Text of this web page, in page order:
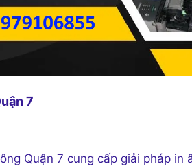
7
Quận 7 cung cấp giải pháp